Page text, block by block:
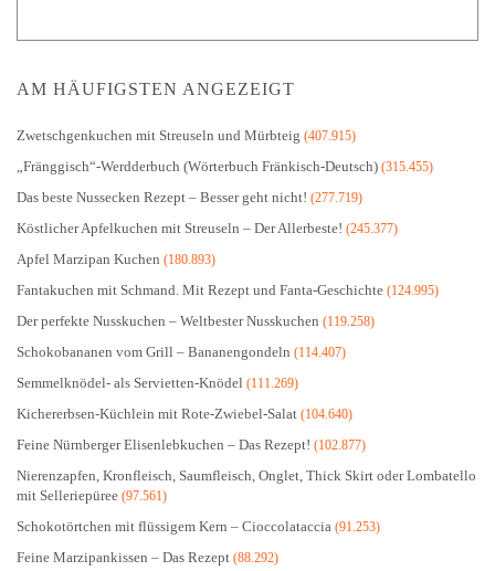
AM HÄUFIGSTEN ANGEZEIGT
Zwetschgenkuchen mit Streuseln und Mürbteig (407.915)
„Fränggisch“-Werdderbuch (Wörterbuch Fränkisch-Deutsch) (315.455)
Das beste Nussecken Rezept – Besser geht nicht! (277.719)
Köstlicher Apfelkuchen mit Streuseln – Der Allerbeste! (245.377)
Apfel Marzipan Kuchen (180.893)
Fantakuchen mit Schmand. Mit Rezept und Fanta-Geschichte (124.995)
Der perfekte Nusskuchen – Weltbester Nusskuchen (119.258)
Schokobananen vom Grill – Bananengondeln (114.407)
Semmelknödel- als Servietten-Knödel (111.269)
Kichererbsen-Küchlein mit Rote-Zwiebel-Salat (104.640)
Feine Nürnberger Elisenlebkuchen – Das Rezept! (102.877)
Nierenzapfen, Kronfleisch, Saumfleisch, Onglet, Thick Skirt oder Lombatello
mit Selleriepüree (97.561)
Schokotörtchen mit flüssigem Kern – Cioccolataccia (91.253)
Feine Marzipankissen – Das Rezept (88.292)